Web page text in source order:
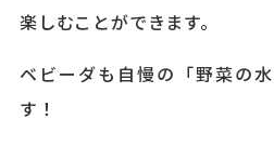
楽しむことができます。
ベビーダも自慢の「野菜の
す！